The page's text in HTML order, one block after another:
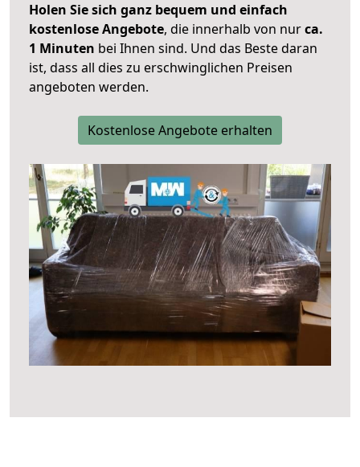
Holen Sie sich ganz bequem und einfach
kostenlose Angebote, die innerhalb von nurca.
1 Minuten bei Ihnen sind. Und das Beste daran
ist, dass all dies zu erschwinglichen Preisen
angeboten werden.
Kostenlose Angebote erhalten